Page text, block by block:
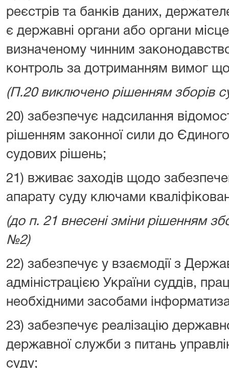
реєстрів та банків даних,
є державні органи або органи
визначеному чинним
контроль за дотриманням вимог
(П.20 виключено рішенням зборів
20) забезпечує надсилання
рішенням законної сили до
судових рішень;
21) вживає заходів щодо
апарату суду ключами
(до п. 21 внесені зміни рішенням
№2)
22) забезпечує у взаємодії з
адміністрацією України суддів,
необхідними засобами
23) забезпечує реалізацію
державної служби з питань
суду;